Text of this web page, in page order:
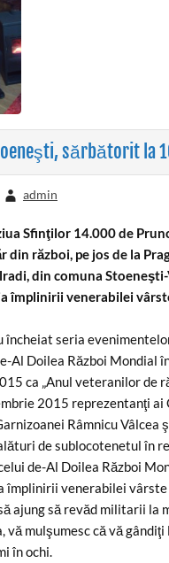
sărbătorit la
admin
Sfinţilor 14.000 de
din război, pe jos de la
din comuna
împlinirii venerabilei
seria
Al Doilea Război Mondial
ca „Anul veteranilor de
2015 reprezentanţi
Râmnicu Vâlcea
de sublocotenetul în
de-Al Doilea Război
împlinirii venerabilei vârste
ajung să revăd militarii la
vă mulşumesc că vă gândiţi
în ochi.